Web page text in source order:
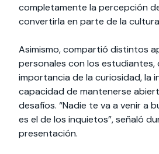
completamente la percepción
convertirla en parte de la
Asimismo, compartió distintos
personales con los estudiantes,
importancia de la curiosidad, la
capacidad de mantenerse
desafíos. “Nadie te va a venir a
es el de los inquietos”, señaló
presentación.